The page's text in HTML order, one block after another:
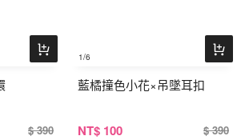
$ 390
1/6
藍橘撞色小花×吊墜耳扣
NT$ 100 $ 390